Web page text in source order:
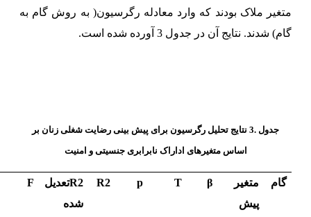
متغیر ملاک بودند که وارد معادله رگرسیون( به روش گام به
گام) شدند. نتایج آن در جدول 3 آورده شده است .
جدول .3 نتایج تحلیل رگرسیون برای پیش بینی رضایت شغلی زنان بر
اساسمتغیرهای اداراک نابرابری جنسیتی و امنیت
گام
متغیر
پیش
β
T
p
R2
R2تعدیل
شده
F